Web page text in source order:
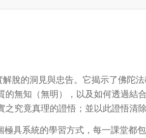
脫的洞見與忠告。它揭示了佛陀
無知（無明），以及如何透過結
究竟真理的證悟；並以此證悟清
具系統的學習方式，每一課堂都